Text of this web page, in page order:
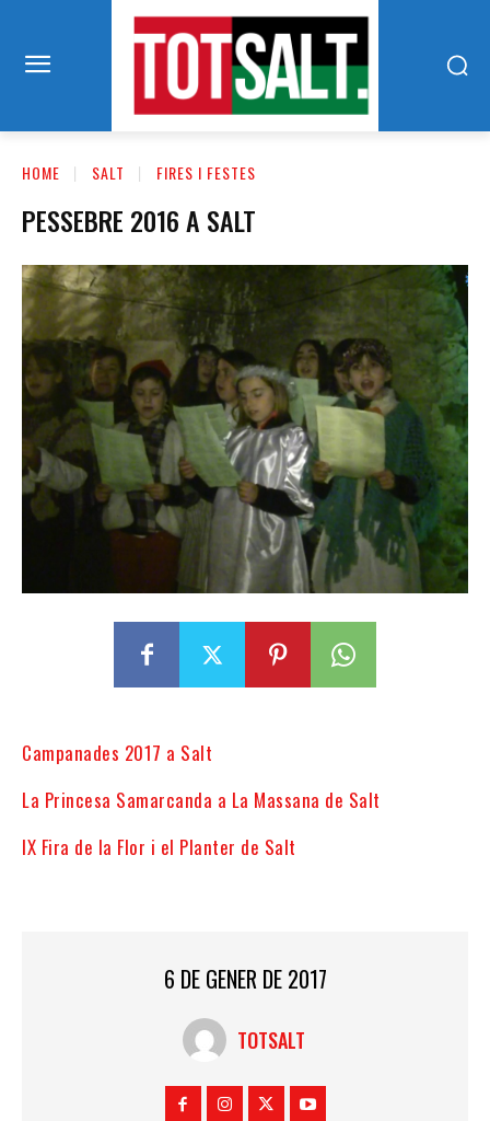
HOME SALT FIRES I FESTES
PESSEBRE 2016 A SALT
Campanades 2017 a Salt
La Princesa Samarcanda a La Massana de Salt
IX Fira de la Flor i el Planter de Salt
6 DE GENER DE 2017
TOTSALT